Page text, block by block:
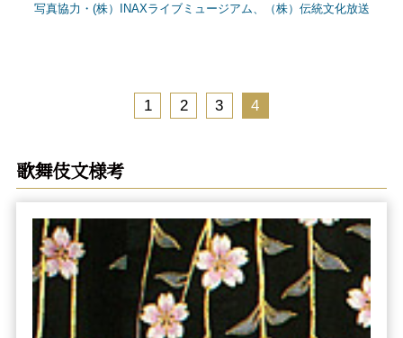
写真協力・(株）INAXライブミュージアム、（株）伝統文化放送
1 2 3 4
歌舞伎文様考